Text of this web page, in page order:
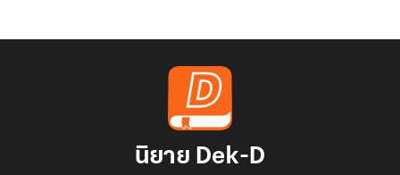
นิยาย Dek-D